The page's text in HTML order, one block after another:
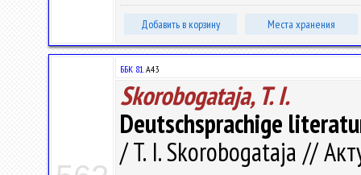
Добавить в корзину Места хранения
ББК 81.А43
Skorobogataja, T. I.
Deutschsprachige
/ T. I. Skorobogataja //